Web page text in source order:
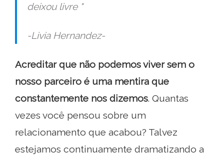
deixou livre "
-Livia Hernandez-
Acreditar que não podemos viver sem o
nosso parceiro é uma mentira que
constantemente nos dizemos. Quantas
vezes você pensou sobre um
relacionamento que acabou? Talvez
estejamos continuamente dramatizando a